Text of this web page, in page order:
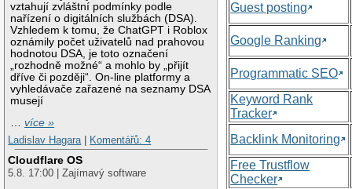
vztahují zvláštní podmínky podle
nařízení o digitálních službách (DSA).
Vzhledem k tomu, že ChatGPT i Roblox
oznámily počet uživatelů nad prahovou
hodnotou DSA, je toto označení
„rozhodně možné“ a mohlo by „přijít
dříve či později“. On-line platformy a
vyhledávače zařazené na seznamy DSA
musejí
…více »
Ladislav Hagara
Komentářů: 4
Cloudflare OS
5.8. 17:00 | Zajímavý software
Guest posting
Google Ranking
Programmatic SEO
Keyword Rank
Tracker
Backlink Monitoring
Free Trustflow
Checker